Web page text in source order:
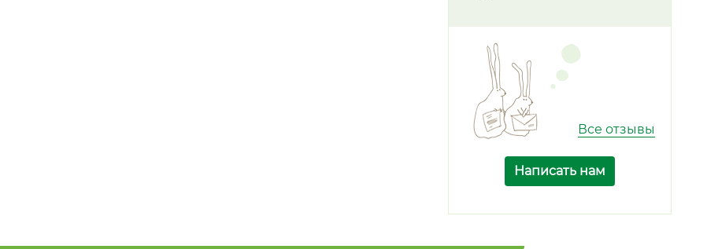
Все отзывы
Написать нам